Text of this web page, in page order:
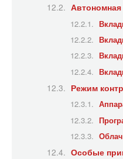
Автономная
Режим
Особые